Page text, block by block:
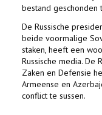
bestand geschonden
De Russische
beide voormalige
staken, heeft een
Russische media. De
Zaken en Defensie
Armeense en
conflict te sussen.